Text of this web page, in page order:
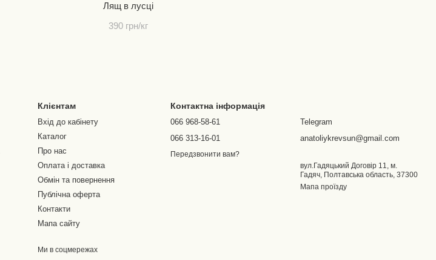
Лящ в лусці
390 грн/кг
Клієнтам
Вхід до кабінету
Каталог
Про нас
Оплата і доставка
Обмін та повернення
Публічна оферта
Контакти
Мапа сайту
Ми в соцмережах
Контактна інформація
066 968-58-61
066 313-16-01
Передзвонити вам?
Telegram
anatoliykrevsun@gmail.com
вул.Гадяцький Договір 11, м.
Гадяч, Полтавська область, 37300
Мапа проїзду